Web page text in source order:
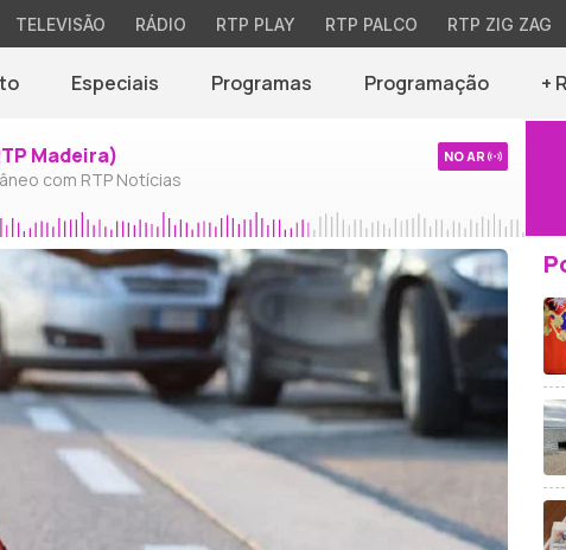
TELEVISÃO RÁDIO RTP PLAY RTP PALCO RTP ZIG ZAG
Especiais Programas Programação +
Madeira)
com RTP Notícias
NO AR